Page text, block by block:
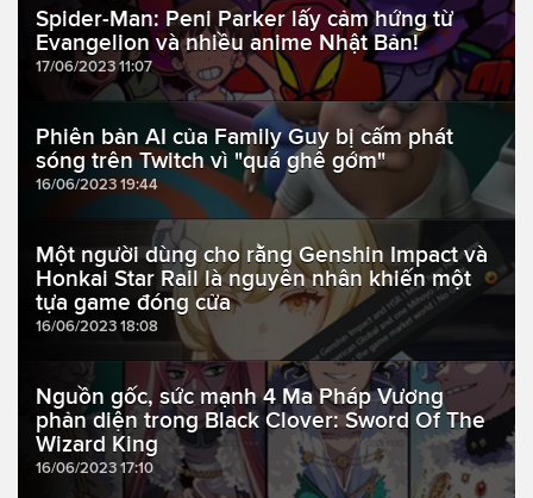
Spider-Man: Peni Parker lấy cảm hứng từ
Evangelion và nhiều anime Nhật Bản!
17/06/2023 11:07
Phiên bản AI của Family Guy bị cấm phát
sóng trên Twitch vì "quá ghê gớm"
16/06/2023 19:44
Một người dùng cho rằng Genshin Impact và
Honkai Star Rail là nguyên nhân khiến một
tựa game đóng cửa
16/06/2023 18:08
Nguồn gốc, sức mạnh 4 Ma Pháp Vương
phản diện trong Black Clover: Sword Of The
Wizard King
16/06/2023 17:10